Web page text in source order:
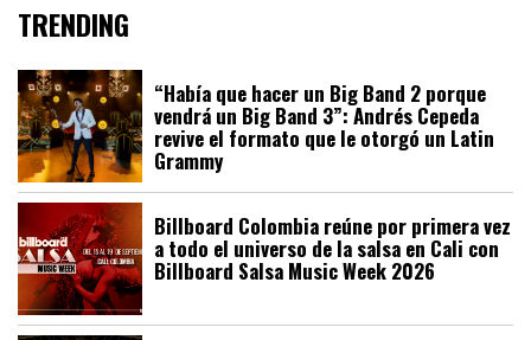
TRENDING
“Había que hacer un Big Band 2 porque
vendrá un Big Band 3”: Andrés Cepeda
revive el formato que le otorgó un Latin
Grammy
Billboard Colombia reúne por primera vez
a todo el universo de la salsa en Cali con
Billboard Salsa Music Week 2026